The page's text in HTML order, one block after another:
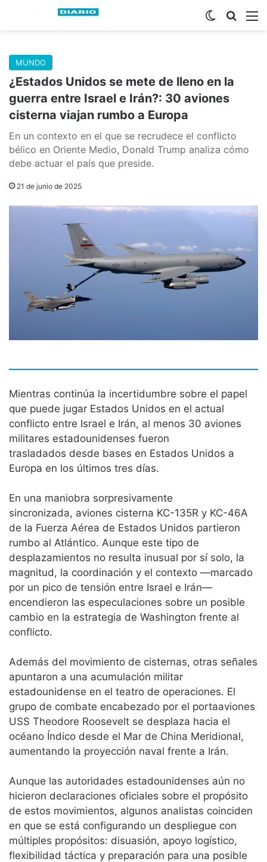
Buscar
Switch skin
MUNDO
¿Estados Unidos se mete de lleno en la
guerra entre Israel e Irán?: 30 aviones
cisterna viajan rumbo a Europa
En un contexto en el que se recrudece el conflicto
bélico en Oriente Medio, Donald Trump analiza cómo
debe actuar el país que preside.
21 de junio de 2025
Mientras continúa la incertidumbre sobre el papel
que puede jugar Estados Unidos en el actual
conflicto entre Israel e Irán, al menos 30 aviones
militares estadounidenses fueron
trasladados desde bases en Estados Unidos a
Europa en los últimos tres días.
En una maniobra sorpresivamente
sincronizada, aviones cisterna KC-135R y KC-46A
de la Fuerza Aérea de Estados Unidos partieron
rumbo al Atlántico. Aunque este tipo de
desplazamientos no resulta inusual por sí solo, la
magnitud, la coordinación y el contexto —marcado
por un pico de tensión entre Israel e Irán—
encendieron las especulaciones sobre un posible
cambio en la estrategia de Washington frente al
conflicto.
Además del movimiento de cisternas, otras señales
apuntaron a una acumulación militar
estadounidense en el teatro de operaciones. El
grupo de combate encabezado por el portaaviones
USS Theodore Roosevelt se desplaza hacia el
océano Índico desde el Mar de China Meridional,
aumentando la proyección naval frente a Irán.
Aunque las autoridades estadounidenses aún no
hicieron declaraciones oficiales sobre el propósito
de estos movimientos, algunos analistas coinciden
en que se está configurando un despliegue con
múltiples propósitos: disuasión, apoyo logístico,
flexibilidad táctica y preparación para una posible